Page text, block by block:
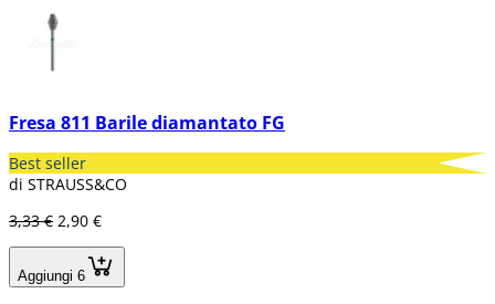
Fresa 811 Barile diamantato FG
Best seller
di STRAUSS&CO
3,33 € 2,90 €
Aggiungi 6